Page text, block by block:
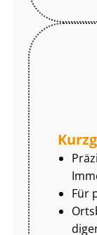
Für